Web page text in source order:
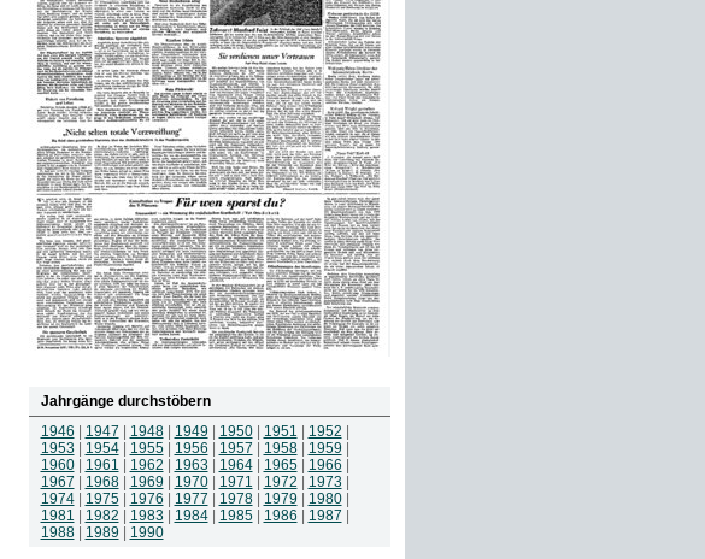
Jahrgänge durchstöbern
1946
1947 1948| 1949 1950| 1951 1952
1953
1954| 1955| 1956 1957 1958| 1959
1960| 1961 1962 1963 1964| 1965| 1966
1967
1968| 1969 1970| 1971 1972 1973
1974| 1975| 1976 1977 1978| 1979 1980|
1981
1982 1983 1984| 1985| 1986 1987
1988| 1989 1990